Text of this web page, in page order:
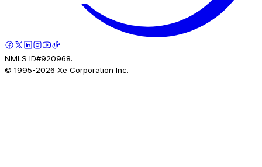
NMLS ID#920968.
© 1995-2026 Xe Corporation Inc.